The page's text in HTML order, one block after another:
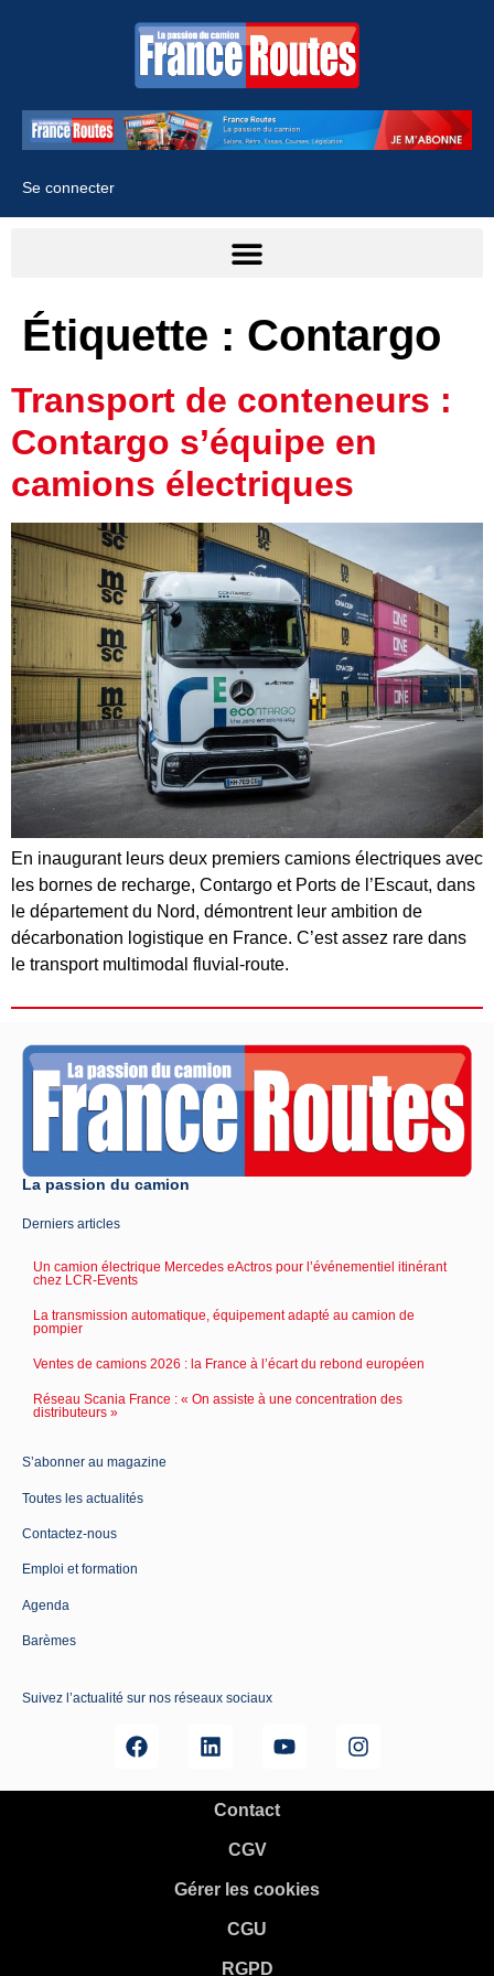
Se connecter
Étiquette : Contargo
Transport de conteneurs :
Contargo s’équipe en
camions électriques
En inaugurant leurs deux premiers camions électriques avec
les bornes de recharge, Contargo et Ports de l’Escaut, dans
le département du Nord, démontrent leur ambition de
décarbonation logistique en France. C’est assez rare dans
le transport multimodal fluvial-route.
La passion du camion
Derniers articles
Un camion électrique Mercedes eActros pour l’événementiel itinérant
chez LCR-Events
La transmission automatique, équipement adapté au camion de
pompier
Ventes de camions 2026 : la France à l’écart du rebond européen
Réseau Scania France : « On assiste à une concentration des
distributeurs »
S’abonner au magazine
Toutes les actualités
Contactez-nous
Emploi et formation
Agenda
Barèmes
Suivez l’actualité sur nos réseaux sociaux
Contact
CGV
Gérer les cookies
CGU
RGPD